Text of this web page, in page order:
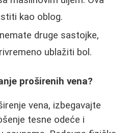
kao oblog.
druge sastojke,
ublažiti bol.
proširenih vena?
vena, izbegavajte
tesne odeće i